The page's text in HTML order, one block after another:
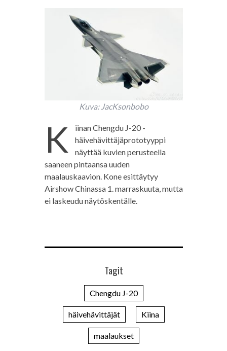
Kuva: JacKsonbobo
K
iinan Chengdu J-20 -
häivehävittäjäprototyyppi
näyttää kuvien perusteella
saaneen pintaansa uuden
maalauskaavion. Kone esittäytyy
Airshow Chinassa 1. marraskuuta, mutta
ei laskeudu näytöskentälle.
Tagit
Chengdu J-20
häivehävittäjät Kiina
maalaukset